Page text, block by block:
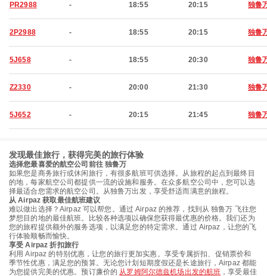
PR2988 - 18:55 20:15 独鲁
2P2988 - 18:55 20:15 独鲁
5J658 - 18:55 20:30 独鲁
Z2330 - 20:00 21:30 独鲁
5J652 - 20:15 21:45 独鲁
发现最佳旅行，获得完美的旅行体验
选择您最喜爱的航空公司前往 独鲁万
如果您是商务旅行或休闲旅行，有很多航班可供选择。从旅程的起点到最终目
的地，每家航空公司都提供一流的设施和服务。在众多航空公司中，您可以选
择最适合您需求的航空公司。从独鲁万出发，享受舒适而满意的旅程。
从 Airpaz 获取最佳航班建议
难以做出选择？Airpaz 可以帮您。通过 Airpaz 的推荐，找到从 独鲁万 飞往您
梦想目的地的最佳航班。比较各种选项以确保您获得最优惠的价格。我们还为
您的旅程提供额外的服务选项，以满足您的特定需求。通过 Airpaz，让您的飞
行体验顺畅而愉快。
享受 Airpaz 折扣旅行
利用 Airpaz 的特别优惠，让您的旅行更加实惠。享受专属折扣、促销票价和
季节性优惠，满足您的预算。无论您计划短期度假还是长途旅行，Airpaz 都能
为您提供完美的优惠。预订廉价的 从罗姆阿尔德兹机场出发的航班 ，享受最佳